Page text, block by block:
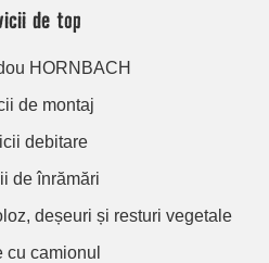
de top
HORNBACH
de montaj
debitare
de înrămări
deșeuri și resturi vegetale
cu camionul